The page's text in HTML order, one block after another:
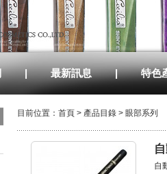
| 最新訊息 | 特色
目前位置： 首頁 > 產品目錄 > 眼部系列
自